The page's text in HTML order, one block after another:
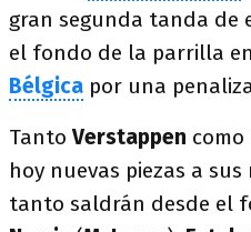
gran segunda tanda de
el fondo de la parrilla
Bélgica por una
TantoVerstappen como
hoy nuevas piezas a
tanto saldrán desde el